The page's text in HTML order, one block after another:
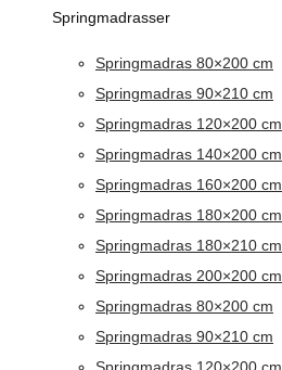
Springmadrasser
Springmadras 80×200 cm
Springmadras 90×210 cm
Springmadras 120×200 cm
Springmadras 140×200 cm
Springmadras 160×200 cm
Springmadras 180×200 cm
Springmadras 180×210 cm
Springmadras 200×200 cm
Springmadras 80×200 cm
Springmadras 90×210 cm